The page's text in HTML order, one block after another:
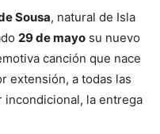
Sousa, natural de Isla
29 de mayo su nuevo
canción que nace
extensión, a todas las
incondicional, la entrega